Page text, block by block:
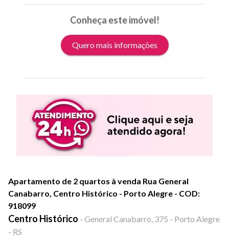
Conheça este imóvel!
Quero mais informações
Apartamento de 2 quartos à venda Rua General
Canabarro, Centro Histórico - Porto Alegre - COD:
918099
Centro Histórico - General Canabarro, 375 - Porto Alegre
- RS